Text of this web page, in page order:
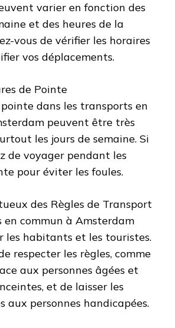
varier en fonction des
et des heures de la
vous de vérifier les horaires
vos déplacements.
de Pointe
pointe dans les transports en
peuvent être très
les jours de semaine. Si
de voyager pendant les
pour éviter les foules.
des Règles de Transport
en commun à Amsterdam
les habitants et les touristes.
respecter les règles, comme
aux personnes âgées et
et de laisser les
aux personnes handicapées.